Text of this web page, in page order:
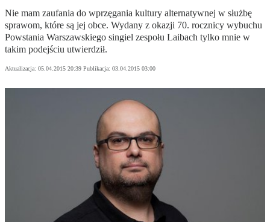
Nie mam zaufania do wprzęgania kultury alternatywnej w służbę
sprawom, które są jej obce. Wydany z okazji 70. rocznicy wybuchu
Powstania Warszawskiego singiel zespołu Laibach tylko mnie w
takim podejściu utwierdził.
Aktualizacja: 05.04.2015 20:39 Publikacja: 03.04.2015 03:00